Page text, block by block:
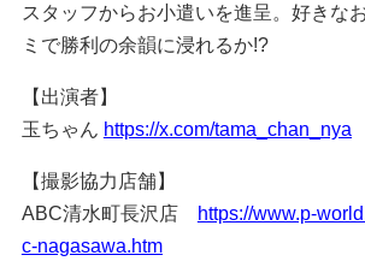
スタッフからお小遣いを進呈。好きな
ミで勝利の余韻に浸れるか!?
【出演者】
玉ちゃん https://x.com/tama_chan_nya
【撮影協力店舗】
ABC清水町長沢店
https://www.p-
c-nagasawa.htm